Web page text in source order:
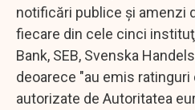
notificări publice şi amenzi
fiecare din cele cinci
Bank, SEB, Svenska
deoarece "au emis
autorizate de Autoritatea